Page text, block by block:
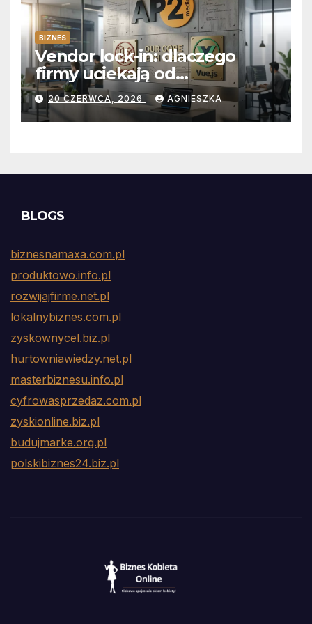
BIZNES
Vendor lock-in: dlaczego
firmy uciekają od
abonamentów do własnego
kodu
20 CZERWCA, 2026 AGNIESZKA
BLOGS
biznesnamaxa.com.pl
produktowo.info.pl
rozwijajfirme.net.pl
lokalnybiznes.com.pl
zyskownycel.biz.pl
hurtowniawiedzy.net.pl
masterbiznesu.info.pl
cyfrowasprzedaz.com.pl
zyskionline.biz.pl
budujmarke.org.pl
polskibiznes24.biz.pl